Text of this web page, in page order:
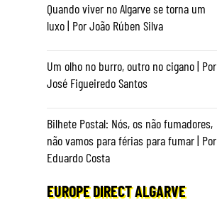
Quando viver no Algarve se torna um
luxo | Por João Rúben Silva
Um olho no burro, outro no cigano | Por
José Figueiredo Santos
Bilhete Postal: Nós, os não fumadores,
não vamos para férias para fumar | Por
Eduardo Costa
EUROPE DIRECT ALGARVE